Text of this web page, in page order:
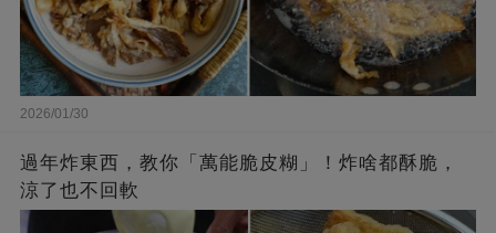
2026/01/30
過年炸東西，教你「萬能脆皮糊」！炸啥都酥脆，
涼了也不回軟